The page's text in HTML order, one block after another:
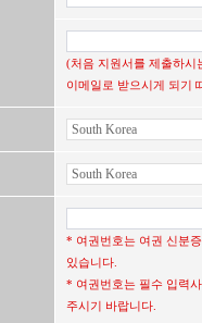
(처음 지원서를 제출하시
이메일로 받으시게 되기
* 여권번호는 여권 신분
있습니다.
* 여권번호는 필수 입력
주시기 바랍니다.